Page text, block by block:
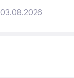
03.08.2026